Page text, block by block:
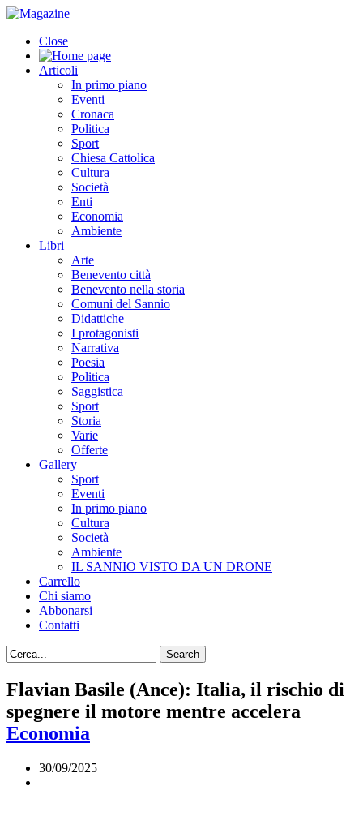
Close
Articoli
In primo piano
Eventi
Cronaca
Politica
Sport
Chiesa Cattolica
Cultura
Società
Enti
Economia
Ambiente
Libri
Arte
Benevento città
Benevento nella storia
Comuni del Sannio
Didattiche
I protagonisti
Narrativa
Poesia
Politica
Saggistica
Sport
Storia
Varie
Offerte
Gallery
Sport
Eventi
In primo piano
Cultura
Società
Ambiente
IL SANNIO VISTO DA UN DRONE
Carrello
Chi siamo
Abbonarsi
Contatti
Flavian Basile (Ance): Italia, il rischio di
spegnere il motore mentre accelera
Economia
30/09/2025